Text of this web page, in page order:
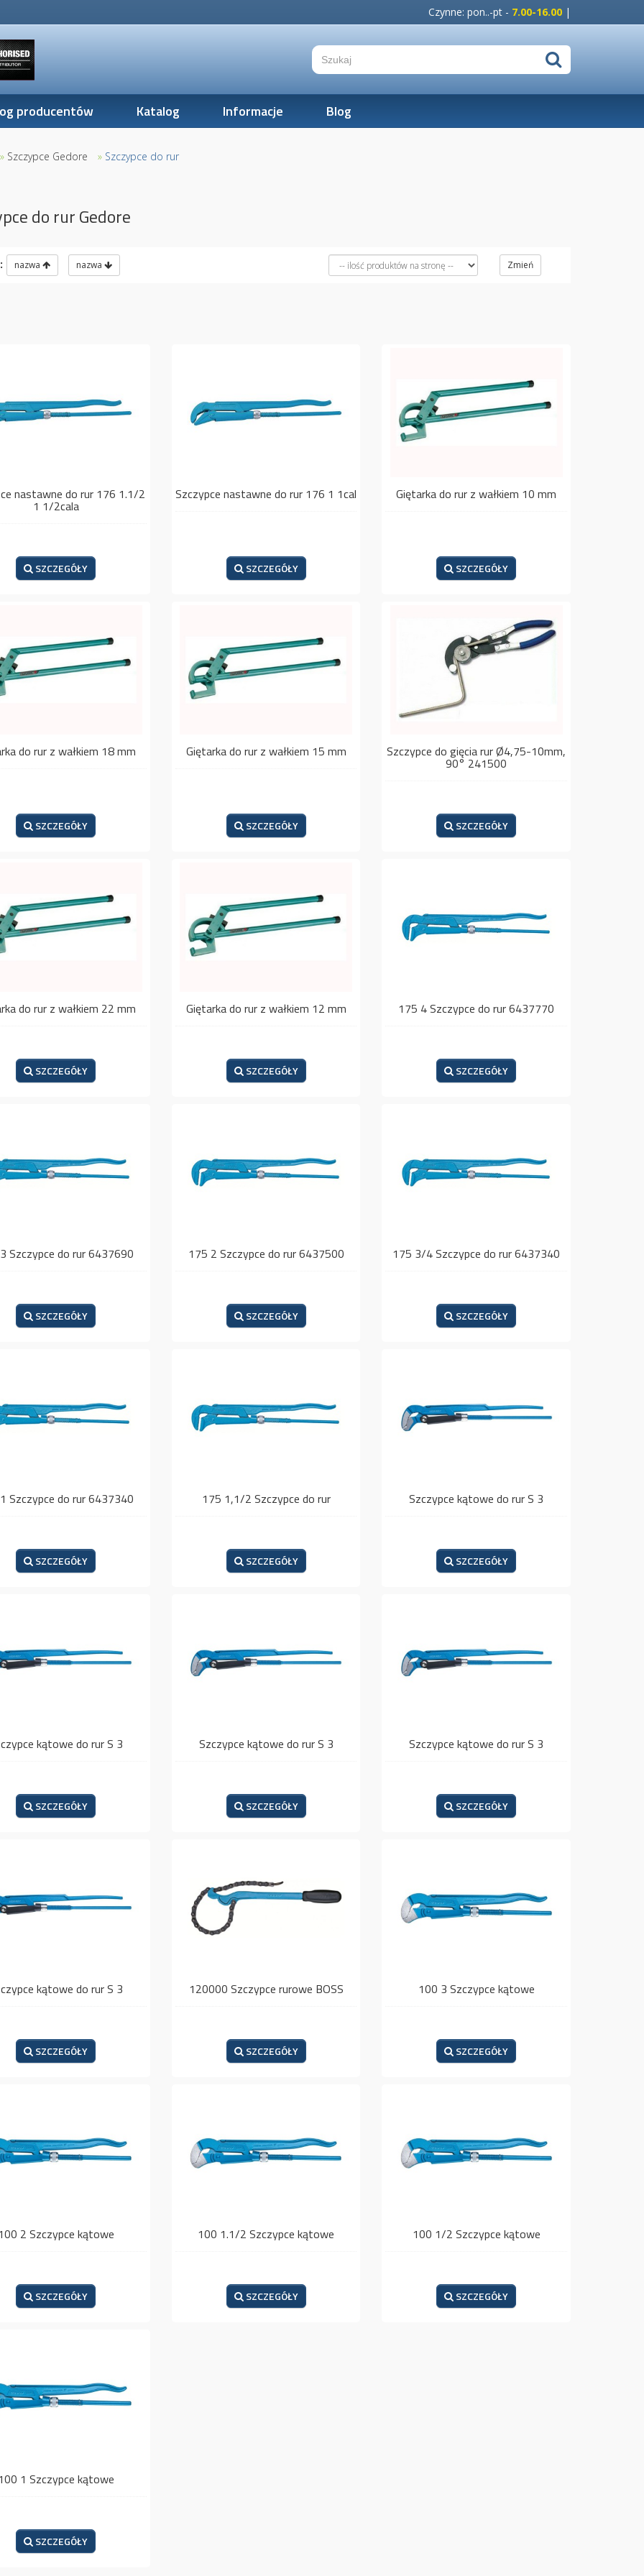
Czynne: pon..-pt - 7.00-16.00 |
producentów Katalog Informacje Blog
Szczypce Gedore » Szczypce do rur
do rur Gedore
nazwa nazwa Zmień
nastawne do rur 176 1.1/2
1 1/2cala
SZCZEGÓŁY
Szczypce nastawne do rur 176 1 1cal
SZCZEGÓŁY
Giętarka do rur z wałkiem 10 mm
SZCZEGÓŁY
do rur z wałkiem 18 mm
SZCZEGÓŁY
Giętarka do rur z wałkiem 15 mm
SZCZEGÓŁY
Szczypce do gięcia rur Ø4,75-10mm,
90° 241500
SZCZEGÓŁY
do rur z wałkiem 22 mm
SZCZEGÓŁY
Giętarka do rur z wałkiem 12 mm
SZCZEGÓŁY
175 4 Szczypce do rur 6437770
SZCZEGÓŁY
Szczypce do rur 6437690
SZCZEGÓŁY
175 2 Szczypce do rur 6437500
SZCZEGÓŁY
175 3/4 Szczypce do rur 6437340
SZCZEGÓŁY
Szczypce do rur 6437340
SZCZEGÓŁY
175 1,1/2 Szczypce do rur
SZCZEGÓŁY
Szczypce kątowe do rur S 3
SZCZEGÓŁY
kątowe do rur S 3
SZCZEGÓŁY
Szczypce kątowe do rur S 3
SZCZEGÓŁY
Szczypce kątowe do rur S 3
SZCZEGÓŁY
kątowe do rur S 3
SZCZEGÓŁY
120000 Szczypce rurowe BOSS
SZCZEGÓŁY
100 3 Szczypce kątowe
SZCZEGÓŁY
2 Szczypce kątowe
SZCZEGÓŁY
100 1.1/2 Szczypce kątowe
SZCZEGÓŁY
100 1/2 Szczypce kątowe
SZCZEGÓŁY
1 Szczypce kątowe
SZCZEGÓŁY